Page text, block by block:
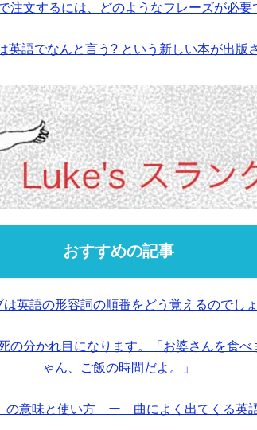
注文するには、どのようなフレーズが必要
英語でなんと言う? という新しい本が出版
おすすめの記事
は英語の形容詞の順番をどう覚えるのでし
の分かれ目になります。「お婆さんを食
ゃん、ご飯の時間だよ。」
の意味と使い方 ー 曲によく出てくる英